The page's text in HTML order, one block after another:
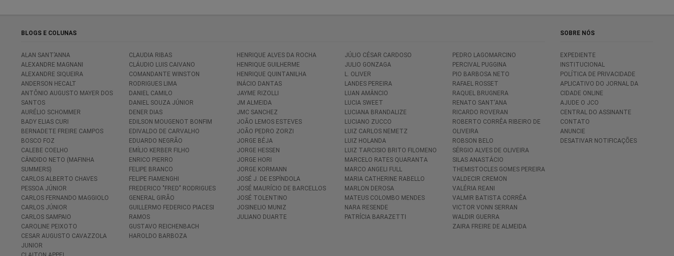
BLOGS E COLUNAS
ALAN SANT’ANNA
ALEXANDRE MAGNANI
ALEXANDRE SIQUEIRA
ANDERSON HECALT
ANTÔNIO AUGUSTO MAYER DOS
SANTOS
AURÉLIO SCHOMMER
BADY ELIAS CURI
BERNADETE FREIRE CAMPOS
BOSCO FOZ
CALEBE COELHO
CÂNDIDO NETO (MAFINHA
SUMMERS)
CARLOS ALBERTO CHAVES
PESSOA JÚNIOR
CARLOS FERNANDO MAGGIOLO
CARLOS JÚNIOR
CARLOS SAMPAIO
CAROLINE PEIXOTO
CESAR AUGUSTO CAVAZZOLA
JUNIOR
CLAUDIA RIBAS
CLÁUDIO LUIS CAIVANO
COMANDANTE WINSTON
RODRIGUES LIMA
DANIEL CAMILO
DANIEL SOUZA JÚNIOR
DENER DIAS
EDILSON MOUGENOT BONFIM
EDIVALDO DE CARVALHO
EDUARDO NEGRÃO
EMÍLIO KERBER FILHO
ENRICO PIERRO
FELIPE BRANCO
FELIPE FIAMENGHI
FREDERICO "FRED" RODRIGUES
GENERAL GIRÃO
GUILLERMO FEDERICO PIACESI
RAMOS
GUSTAVO REICHENBACH
HAROLDO BARBOZA
HENRIQUE ALVES DA ROCHA
HENRIQUE GUILHERME
HENRIQUE QUINTANILHA
INÁCIO DANTAS
JAYME RIZOLLI
JM ALMEIDA
JMC SANCHEZ
JOÃO LEMOS ESTEVES
JOÃO PEDRO ZORZI
JORGE BÉJA
JORGE HESSEN
JORGE HORI
JORGE KORMANN
JOSÉ J. DE ESPÍNDOLA
JOSÉ MAURÍCIO DE BARCELLOS
JOSÉ TOLENTINO
JOSINELIO MUNIZ
JULIANO DUARTE
JÚLIO CÉSAR CARDOSO
JULIO GONZAGA
L. OLIVER
LANDES PEREIRA
LUAN AMÂNCIO
LUCIA SWEET
LUCIANA BRANDALIZE
LUCIANO ZUCCO
LUIZ CARLOS NEMETZ
LUIZ HOLANDA
LUIZ TARCISIO BRITO FILOMENO
MARCELO RATES QUARANTA
MARCO ANGELI FULL
MARIA CATHERINE RABELLO
MARLON DEROSA
MATEUS COLOMBO MENDES
NARA RESENDE
PATRÍCIA BARAZETTI
PEDRO LAGOMARCINO
PERCIVAL PUGGINA
PIO BARBOSA NETO
RAFAEL ROSSET
RAQUEL BRUGNERA
RENATO SANT'ANA
RICARDO ROVERAN
ROBERTO CORRÊA RIBEIRO DE
OLIVEIRA
ROBSON BELO
SÉRGIO ALVES DE OLIVEIRA
SILAS ANASTÁCIO
THEMISTOCLES GOMES PEREIRA
VALDECIR CREMON
VALÉRIA REANI
VALMIR BATISTA CORRÊA
VICTOR VONN SERRAN
WALDIR GUERRA
ZAIRA FREIRE DE ALMEIDA
SOBRE NÓS
EXPEDIENTE
INSTITUCIONAL
POLÍTICA DE PRIVACIDADE
APLICATIVO DO JORNAL DA
CIDADE ONLINE
AJUDE O JCO
CENTRAL DO ASSINANTE
CONTATO
ANUNCIE
DESATIVAR NOTIFICAÇÕES